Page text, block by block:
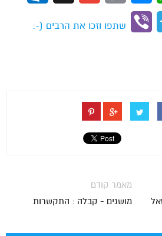
Telegram
Viber
שתפו וזכו את הרבים (-:
מאמר קודם
מושגים - קבלה : התקשרות